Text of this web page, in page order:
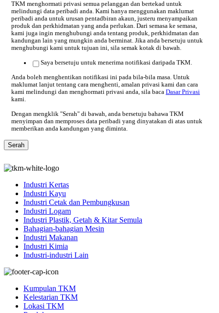
TKM menghormati privasi semua pelanggan dan bertekad untuk
melindungi data peribadi anda. Kami hanya menggunakan maklumat
peribadi anda untuk urusan pentadbiran akaun, justeru menyampaikan
produk dan perkhidmatan yang anda perlukan. Dari semasa ke semasa,
kami juga ingin menghubungi anda tentang produk, perkhidmatan dan
kandungan lain yang mungkin anda berminat. Jika anda bersetuju untuk
menghubungi kami untuk tujuan ini, sila semak kotak di bawah.
Saya bersetuju untuk menerima notifikasi daripada TKM.
Anda boleh menghentikan notifikasi ini pada bila-bila masa. Untuk
maklumat lanjut tentang cara menghenti, amalan privasi kami dan cara
kami melindungi dan menghormati privasi anda, sila baca Dasar Privasi
kami.
Dengan mengklik "Serah" di bawah, anda bersetuju bahawa TKM
menyimpan dan memproses data peribadi yang dinyatakan di atas untuk
memberikan anda kandungan yang diminta.
Industri Kertas
Industri Kayu
Industri Cetak dan Pembungkusan
Industri Logam
Industri Plastik, Getah & Kitar Semula
Bahagian-bahagian Mesin
Industri Makanan
Industri Kimia
Industri-industri Lain
Kumpulan TKM
Kelestarian TKM
Lokasi TKM